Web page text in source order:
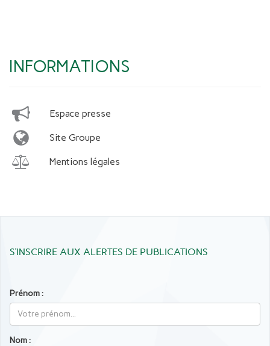
INFORMATIONS
Espace presse
Site Groupe
Mentions légales
S’INSCRIRE AUX ALERTES DE PUBLICATIONS
Prénom :
Nom :